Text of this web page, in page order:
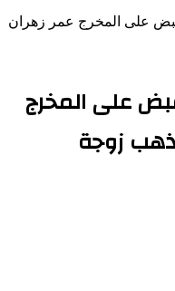
على المخرج عمر زهران
على المخرج
زوجة